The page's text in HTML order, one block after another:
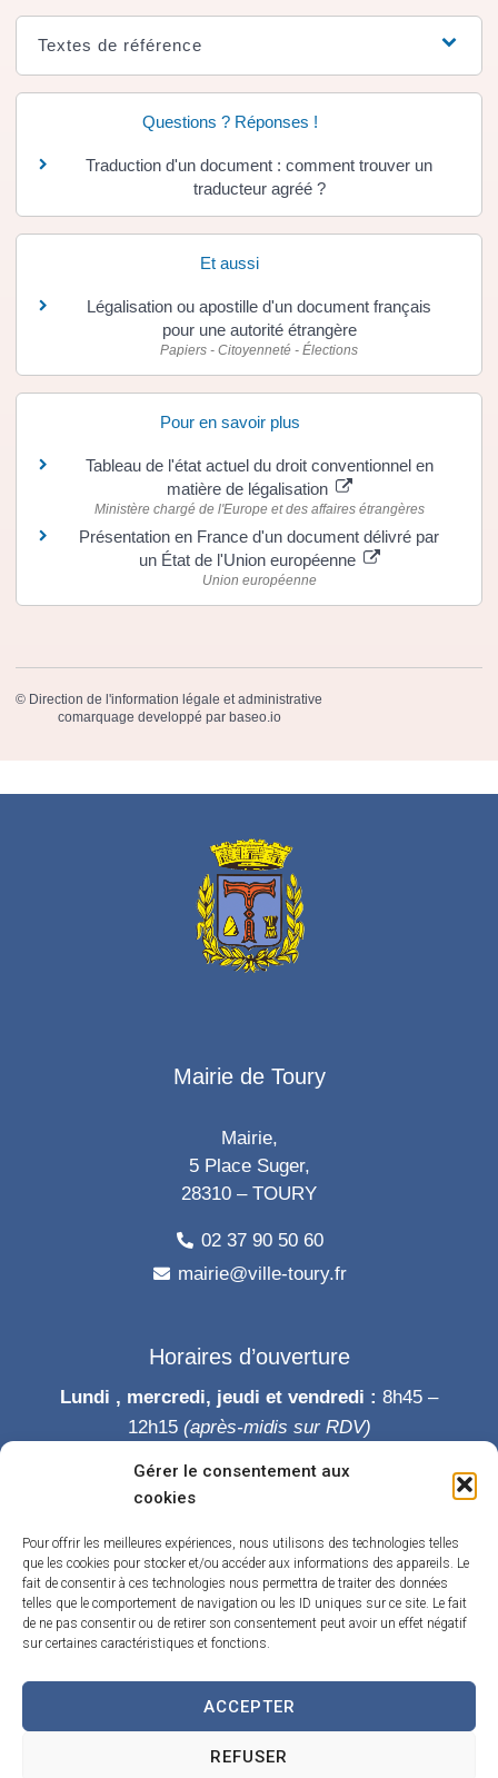
Gérer le consentement aux
cookies
Pour offrir les meilleures expériences, nous utilisons des technologies telles
que les cookies pour stocker et/ou accéder aux informations des appareils. Le
fait de consentir à ces technologies nous permettra de traiter des données
telles que le comportement de navigation ou les ID uniques sur ce site. Le fait
de ne pas consentir ou de retirer son consentement peut avoir un effet négatif
sur certaines caractéristiques et fonctions.
ACCEPTER
REFUSER
Textes de référence
Questions ? Réponses !
Traduction d'un document : comment trouver un
traducteur agréé ?
Et aussi
Légalisation ou apostille d'un document français
pour une autorité étrangère
Papiers - Citoyenneté - Élections
Pour en savoir plus
Tableau de l'état actuel du droit conventionnel en
matière de légalisation
Ministère chargé de l'Europe et des affaires étrangères
Présentation en France d'un document délivré par
un État de l'Union européenne
Union européenne
© Direction de l'information légale et administrative
comarquage developpé par baseo.io
Mairie de Toury
Mairie,
5 Place Suger,
28310 – TOURY
02 37 90 50 60
mairie@ville-toury.fr
Horaires d’ouverture
Lundi , mercredi, jeudi et vendredi : 8h45 –
12h15 (après-midis sur RDV)
Accessibilité Contact
Traitement de données personnelles